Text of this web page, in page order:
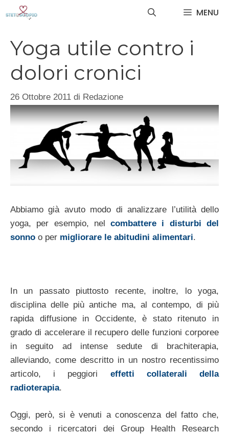
MENU
Yoga utile contro i
dolori cronici
26 Ottobre 2011 di Redazione
Abbiamo già avuto modo di analizzare l’utilità dello
yoga, per esempio, nelcombattere i disturbi del
sonno o per migliorare le abitudini alimentari.
In un passato piuttosto recente, inoltre, lo yoga,
disciplina delle più antiche ma, al contempo, di più
rapida diffusione in Occidente, è stato ritenuto in
grado di accelerare il recupero delle funzioni corporee
in seguito ad intense sedute di brachiterapia,
alleviando, come descritto in un nostro recentissimo
articolo, i peggiori effetti collaterali della
radioterapia.
Oggi, però, si è venuti a conoscenza del fatto che,
secondo i ricercatori dei Group Health Research